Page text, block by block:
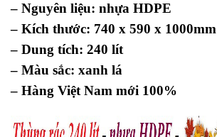
– Nguyên liệu: nhựa HDPE
– Kích thước: 740 x 590 x 1000mm
– Dung tích: 240 lít
– Màu sắc: xanh lá
– Hàng Việt Nam mới 100%